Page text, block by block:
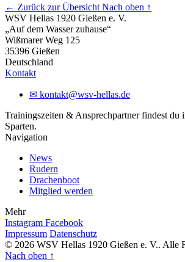
← Zurück zur Übersicht Nach oben ↑
WSV Hellas 1920 Gießen e. V.
„Auf dem Wasser zuhause“
Wißmarer Weg 125
35396 Gießen
Deutschland
Kontakt
✉ kontakt@wsv-hellas.de
Trainingszeiten & Ansprechpartner findest du
Sparten.
Navigation
News
Rudern
Drachenboot
Mitglied werden
Mehr
Instagram Facebook
Impressum Datenschutz
© 2026 WSV Hellas 1920 Gießen e. V.. Alle
Nach oben ↑